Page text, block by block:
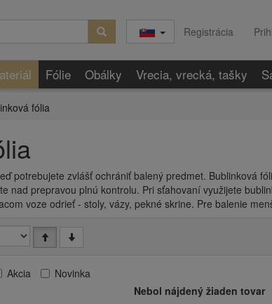
Registrácia
Fólie Obálky Vrecia, vrecká, tašky
fólia
potrebujete zvlášť ochrániť balený predmet. Bublinková
nad prepravou plnú kontrolu. Pri sťahovaní využijete
voze odrieť - stoly, vázy, pekné skrine. Pre balenie
Akcia
Novinka
Nebol nájdený žiaden tovar